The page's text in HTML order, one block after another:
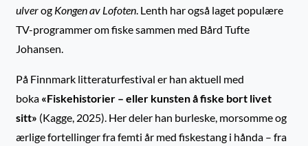
ulverog Kongen av Lofoten. Lenth har også laget populære
TV-programmer om fiske sammen med Bård Tufte
Johansen.
På Finnmark litteraturfestival er han aktuell med
boka «Fiskehistorier – eller kunsten å fiske bort livet
sitt» (Kagge, 2025). Her deler han burleske, morsomme og
ærlige fortellinger fra femti år med fiskestang i hånda – fra